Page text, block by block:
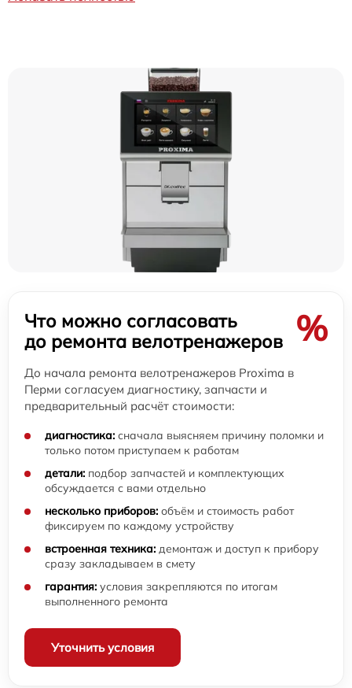
Что можно согласовать
до ремонта велотренажеров
%
До начала ремонта велотренажеров Proxima в
Перми согласуем диагностику, запчасти и
предварительный расчёт стоимости:
диагностика: сначала выясняем причину поломки и
только потом приступаем к работам
детали: подбор запчастей и комплектующих
обсуждается с вами отдельно
несколько приборов: объём и стоимость работ
фиксируем по каждому устройству
встроенная техника: демонтаж и доступ к прибору
сразу закладываем в смету
гарантия: условия закрепляются по итогам
выполненного ремонта
Уточнить условия